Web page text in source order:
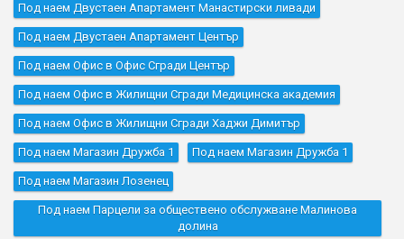
Под наем Двустаен Апартамент Манастирски ливади
Под наем Двустаен Апартамент Център
Под наем Офис в Офис Сгради Център
Под наем Офис в Жилищни Сгради Медицинска академия
Под наем Офис в Жилищни Сгради Хаджи Димитър
Под наем Магазин Дружба 1 Под наем Магазин Дружба 1
Под наем Магазин Лозенец
Под наем Парцели за обществено обслужване Малинова
долина